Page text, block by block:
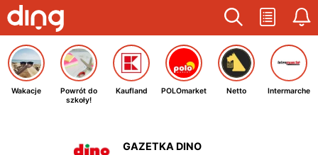
Wakacje
Powrót do
szkoły!
Kaufland POLOmarket Netto Intermarche
GAZETKA DINO